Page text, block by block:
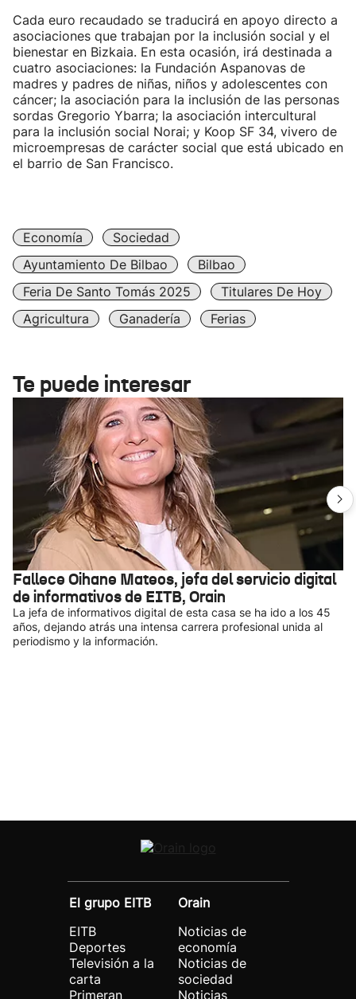
Cada euro recaudado se traducirá en apoyo directo a
asociaciones que trabajan por la inclusión social y el
bienestar en Bizkaia. En esta ocasión, irá destinada a
cuatro asociaciones: la Fundación Aspanovas de
madres y padres de niñas, niños y adolescentes con
cáncer; la asociación para la inclusión de las personas
sordas Gregorio Ybarra; la asociación intercultural
para la inclusión social Norai; y Koop SF 34, vivero de
microempresas de carácter social que está ubicado en
el barrio de San Francisco.
Economía
Sociedad
Ayuntamiento De Bilbao
Bilbao
Feria De Santo Tomás 2025
Titulares De Hoy
Agricultura
Ganadería Ferias
Te puede interesar
Fallece Oihane Mateos, jefa del servicio digital
de informativos de EITB, Orain
La jefa de informativos digital de esta casa se ha ido a los 45
años, dejando atrás una intensa carrera profesional unida al
periodismo y la información.
El grupo EITB
EITB
Deportes
Televisión a la
carta
Primeran
Orain
Noticias de
economía
Noticias de
sociedad
Noticias